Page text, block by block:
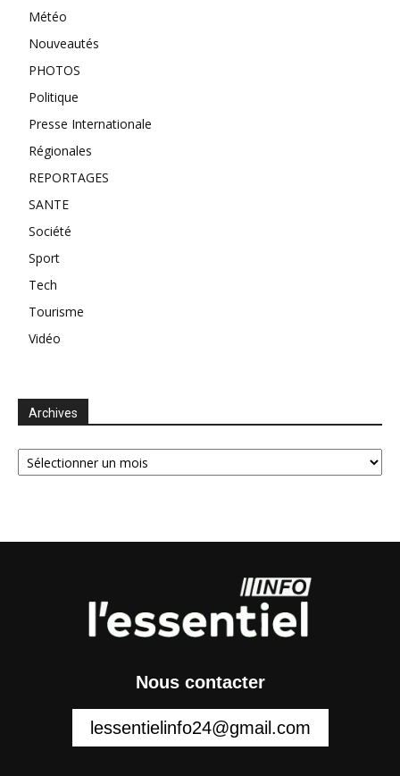
Météo
Nouveautés
PHOTOS
Politique
Presse Internationale
Régionales
REPORTAGES
SANTE
Société
Sport
Tech
Tourisme
Vidéo
Archives
Archives
Nous contacter
lessentielinfo24@gmail.com